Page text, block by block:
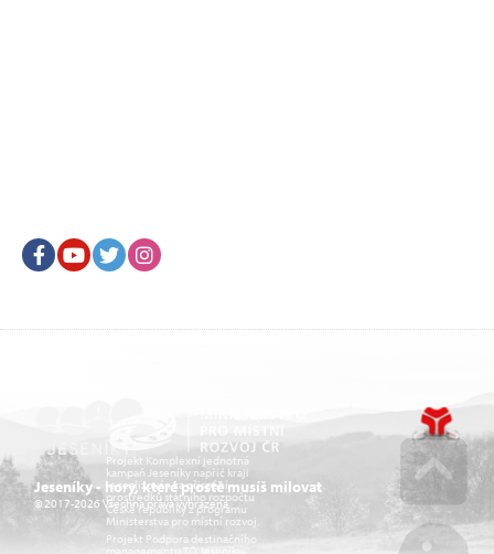
FacebookYoutubeTwitter
Jeseníky - hory, které prostě musíš milovat
© 2017-2026 Všechna práva vyhrazena.
Projekt Komplexní jednotná
kampaň Jeseníky napříč kraji
je realizován za přispění
prostředků státního rozpočtu
České republiky z programu
Ministerstva pro místní rozvoj.
Projekt Podpora destinačního
managementu TO Jeseníky- Go